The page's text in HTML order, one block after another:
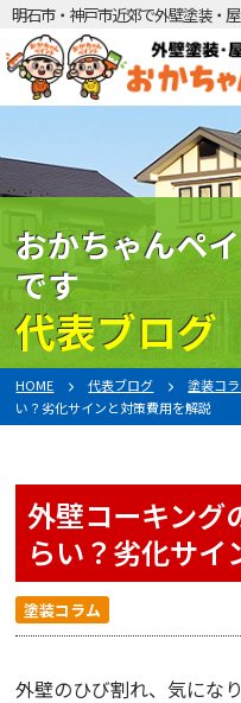
明石市・神戸市近郊で外壁塗装・
おかちゃんペ
です
代表ブログ
HOME 代表ブログ 塗装コ
い？劣化サインと対策費用を解説
外壁コーキング
らい？劣化サ
塗装コラム
外壁のひび割れ、気にな